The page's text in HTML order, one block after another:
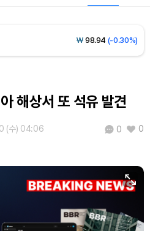
₩ 98.94 (-0.30%)
해상서 또 석유 발견
(수) 04:06 0 0